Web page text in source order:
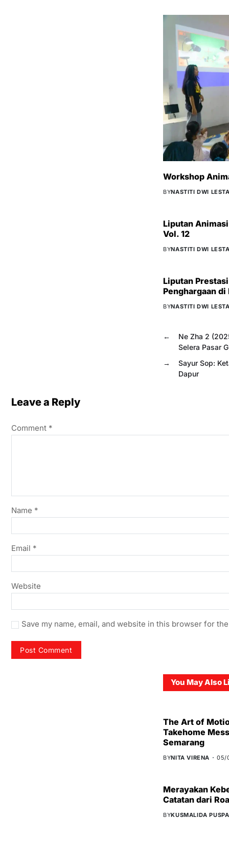
Workshop
BYNASTITI DWI
Liputan
Vol. 12
BYNASTITI DWI
Liputan
Penghargaan di
BYNASTITI DWI
←
Ne Zha 2
Selera Pasar
→
Sayur Sop:
Dapur
Leave a Reply
Comment *
Name *
Email *
Website
Save my name, email, and website in this browser for
You May Also
The Art of
Takehome
Semarang
BYNITA VIRENA 05/
Merayakan
Catatan dari
BYKUSMALIDA